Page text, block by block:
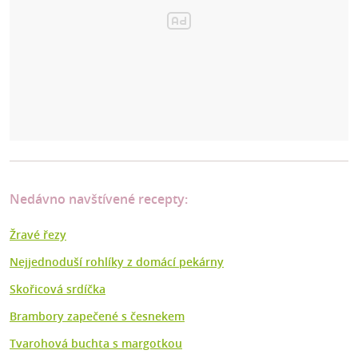
Nedávno navštívené recepty:
Žravé řezy
Nejjednoduší rohlíky z domácí pekárny
Skořicová srdíčka
Brambory zapečené s česnekem
Tvarohová buchta s margotkou